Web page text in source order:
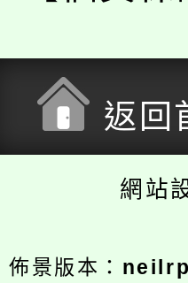
返回
網站
佈景版本：